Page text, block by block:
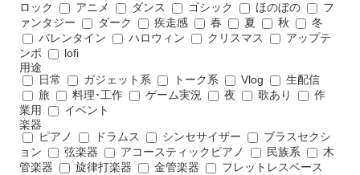
ロック
アニメ ダンス ゴシック ほのぼの
フ
ァンタジー
ダーク 疾走感 春 夏 秋
冬
バレンタイン
ハロウィン クリスマス
アップテ
ンポ
lofi
用途
日常
ガジェット系 トーク系 Vlog
生配信
旅
料理･工作 ゲーム実況 夜 歌あり
作
業用
イベント
楽器
ピアノ
ドラムス シンセサイザー
ブラスセクシ
ョン
弦楽器 アコースティックピアノ 民族系
木
管楽器
旋律打楽器 金管楽器
フレットレスベース